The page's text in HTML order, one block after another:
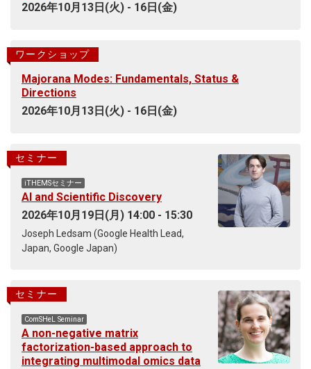
2026年10月13日(火) - 16日(金)
ワークショップ
Majorana Modes: Fundamentals, Status &
Directions
2026年10月13日(火) - 16日(金)
セミナー
iTHEMSセミナー
AI and Scientific Discovery
2026年10月19日(月) 14:00 - 15:30
Joseph Ledsam (Google Health Lead,
Japan, Google Japan)
セミナー
ComSHeL Seminar
A non-negative matrix
factorization-based approach to
integrating multimodal omics data